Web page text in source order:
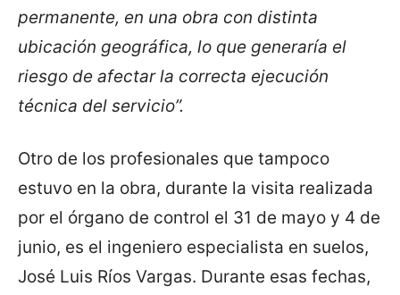
permanente, en una obra con distinta
ubicación geográfica, lo que generaría el
riesgo de afectar la correcta ejecución
técnica del servicio”.
Otro de los profesionales que tampoco
estuvo en la obra, durante la visita realizada
por el órgano de control el 31 de mayo y 4 de
junio, es el ingeniero especialista en suelos,
José Luis Ríos Vargas. Durante esas fechas,